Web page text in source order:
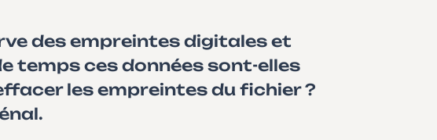
des empreintes digitales et
temps ces données sont-elles
les empreintes du fichier ?